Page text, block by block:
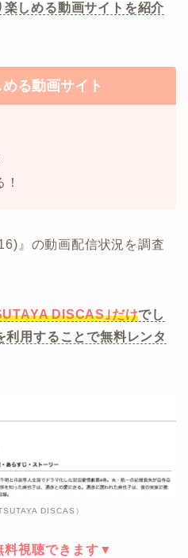
しめる動画サイトを紹介
る動画サイト
』の動画配信状況を調査
DISCAS｣だけでし
用することで無料レンタ
DISCAS）
視聴できます▼